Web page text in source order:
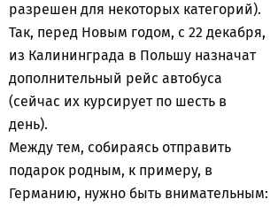
разрешен для некоторых категорий).
Так, перед Новым годом, с 22 декабря,
из Калининграда в Польшу назначат
дополнительный рейс автобуса
(сейчас их курсирует по шесть в
день).
Между тем, собираясь отправить
подарок родным, к примеру, в
Германию, нужно быть внимательным: